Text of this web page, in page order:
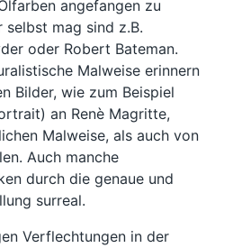
angefangen zu
selbst mag sind z.B.
oder Robert Bateman.
Malweise erinnern
Bilder, wie zum Beispiel
an Renè Magritte,
Malweise, als auch von
Auch manche
durch die genaue und
surreal.
Verflechtungen in der